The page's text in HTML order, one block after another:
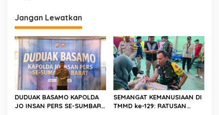
g
a
s
i
p
o
s
Jangan Lewatkan
DUDUAK BASAMO KAPOLDA
JO INSAN PERS SE-SUMBAR,
SEMANGAT KEMANUSIAAN DI
TMMD ke-129: RATUSAN